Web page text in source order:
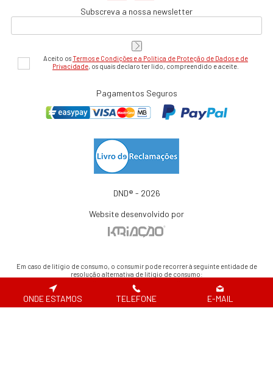
Subscreva a nossa newsletter
Aceito osTermos e Condições e a Política de Proteção de Dados e de
Privacidade, os quais declaro ter lido, compreendido e aceite.
Pagamentos Seguros
DND® - 2026
Website desenvolvido por
Em caso de litígio de consumo, o consumir pode recorrer à seguinte entidade de
resolução alternativa de litígio de consumo:
www.centroarbitragemlisboa.pt
Para atualizações e mais informações, consulte o Portal do Consumir em
www.consumidor.pt
ONDE ESTAMOS TELEFONE E-MAIL